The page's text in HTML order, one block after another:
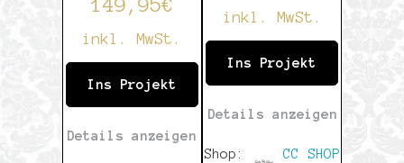
149,95€
inkl. MwSt.
Ins Projekt
Details anzeigen
inkl. MwSt.
Ins Projekt
Details anzeigen
Shop: CC SHOP